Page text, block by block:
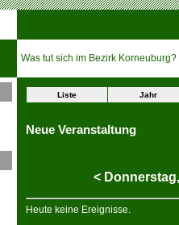
Was tut sich im Bezirk Korneuburg?
Liste Jahr
Neue Veranstaltung
<
Heute keine Ereignisse.